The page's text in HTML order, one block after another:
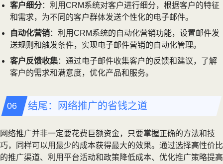
客户细分：利用CRM系统对客户进行细分，根据客户的特征
和需求，为不同的客户群体发送个性化的电子邮件。
自动化营销：利用CRM系统的自动化营销功能，设置邮件发
送规则和触发条件，实现电子邮件营销的自动化管理。
客户反馈收集：通过电子邮件收集客户的反馈和建议，了解
客户的需求和满意度，优化产品和服务。
结尾：网络推广的省钱之道
网络推广并非一定要花费巨额资金，只要掌握正确的方法和技
巧，同样可以用最少的成本获得最大的效果。通过选择高性价比
的推广渠道、利用平台活动和政策降低成本、优化推广策略提高